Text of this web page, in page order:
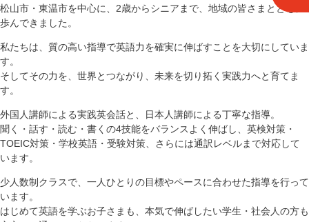
松山市・東温市を中心に、2歳からシニアまで、地域の皆さまとともに
歩んできました。
私たちは、質の高い指導で英語力を確実に伸ばすことを大切にしていま
す。
そしてその力を、世界とつながり、未来を切り拓く実践力へと育てま
す。
外国人講師による実践英会話と、日本人講師による丁寧な指導。
聞く・話す・読む・書くの4技能をバランスよく伸ばし、英検対策・
TOEIC対策・学校英語・受験対策、さらには通訳レベルまで対応して
います。
少人数制クラスで、一人ひとりの目標やペースに合わせた指導を行って
います。
はじめて英語を学ぶお子さまも、本気で伸ばしたい学生・社会人の方も